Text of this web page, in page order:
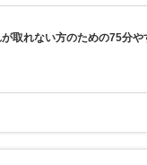
取れない方のための75分や